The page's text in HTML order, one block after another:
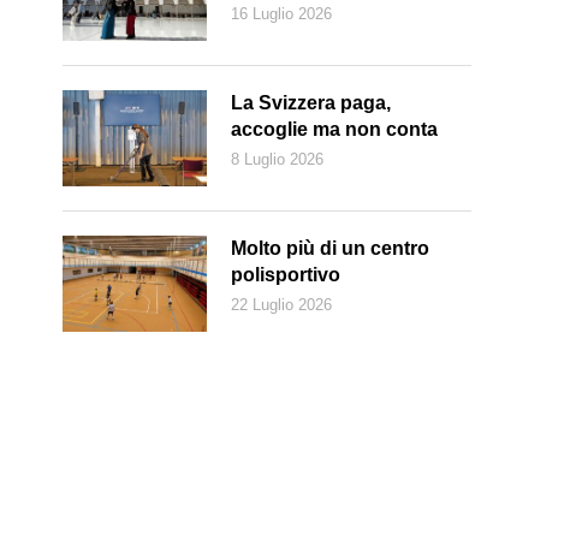
16 Luglio 2026
La Svizzera paga,
accoglie ma non conta
8 Luglio 2026
Molto più di un centro
polisportivo
22 Luglio 2026